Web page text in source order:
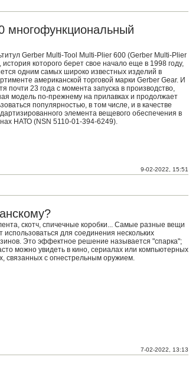
9-02-2022, 15:51
многофункциональный
Gerber Multi-Tool Multi-Plier 600 (Gerber Multi-Plier
история которого берет свое начало еще в 1998 году,
одним самых широко известных изделий в
американской торговой марки Gerber Gear. И
почти 23 года с момента запуска в производство,
модель по-прежнему на прилавках и продолжает
популярностью, в том числе, и в качестве
элемента вещевого обеспечения в
НАТО (NSN 5110-01-394-​6249).
7-02-2022, 13:13
скотч, спичечные коробки... Самые разные вещи
использоваться для соединения нескольких
Это эффектное решение называется "спарка";
можно увидеть в кино, сериалах или компьютерных
связанных с огнестрельным оружием.